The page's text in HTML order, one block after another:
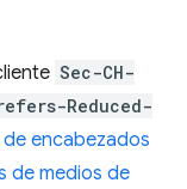
Sec-CH-
Reduced-
de encabezados
de medios de